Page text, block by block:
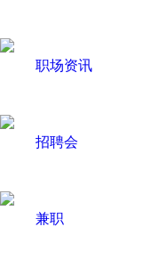
职场资讯
招聘会
兼职